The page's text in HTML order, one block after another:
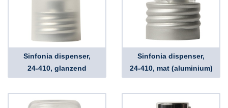
Sinfonia dispenser,
24-410, glanzend
Sinfonia dispenser,
24-410, mat (aluminium)